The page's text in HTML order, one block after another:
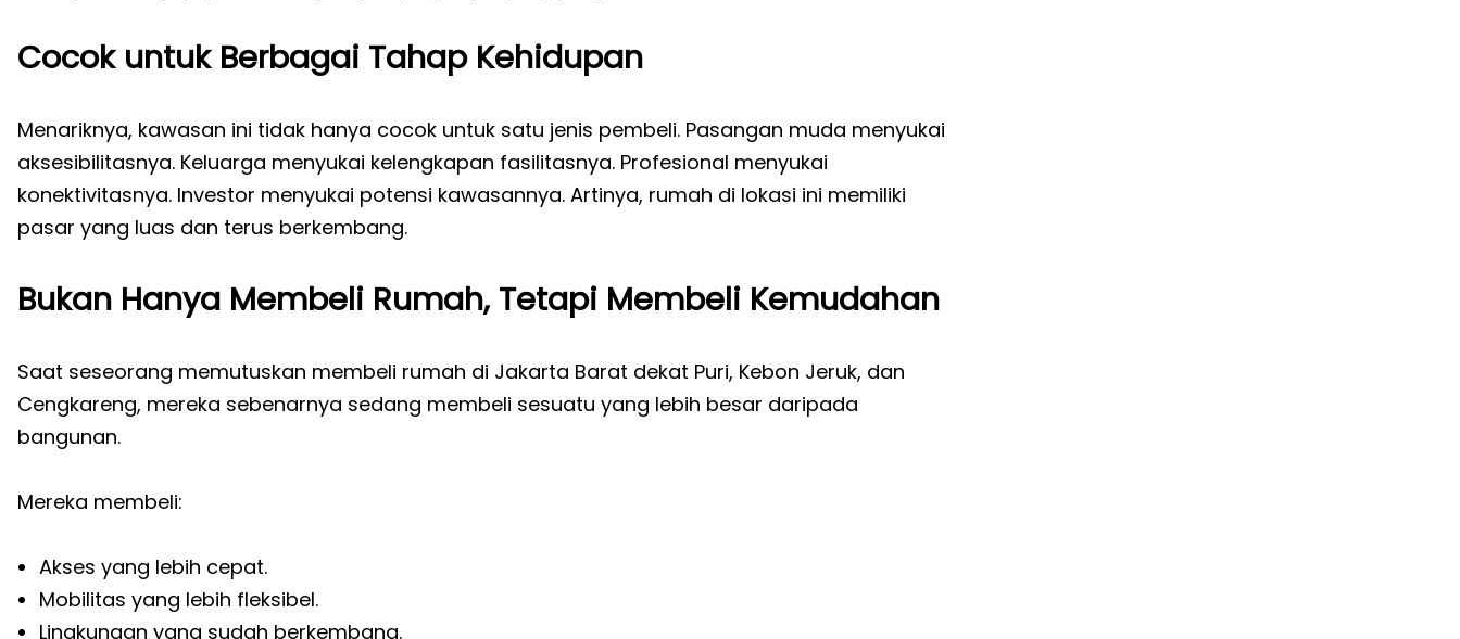
Cocok untuk Berbagai Tahap Kehidupan
Menariknya, kawasan ini tidak hanya cocok untuk satu jenis pembeli. Pasangan muda menyukai
aksesibilitasnya. Keluarga menyukai kelengkapan fasilitasnya. Profesional menyukai
konektivitasnya. Investor menyukai potensi kawasannya. Artinya, rumah di lokasi ini memiliki
pasar yang luas dan terus berkembang.
Bukan Hanya Membeli Rumah, Tetapi Membeli Kemudahan
Saat seseorang memutuskan membeli rumah di Jakarta Barat dekat Puri, Kebon Jeruk, dan
Cengkareng, mereka sebenarnya sedang membeli sesuatu yang lebih besar daripada
bangunan.
Mereka membeli:
Akses yang lebih cepat.
Mobilitas yang lebih fleksibel.
Lingkungan yang sudah berkembang.